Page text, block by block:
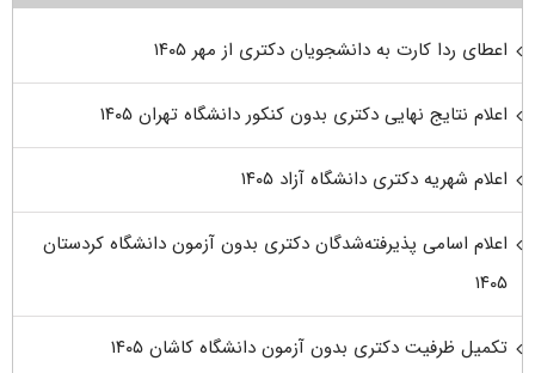
اعطای ردا کارت به دانشجویان دکتری از مهر ۱۴۰۵
اعلام نتایج نهایی دکتری بدون کنکور دانشگاه تهران ۱۴۰۵
اعلام شهریه دکتری دانشگاه آزاد ۱۴۰۵
اعلام اسامی پذیرفته‌شدگان دکتری بدون آزمون دانشگاه کردستان
۱۴۰۵
تکمیل ظرفیت دکتری بدون آزمون دانشگاه کاشان ۱۴۰۵